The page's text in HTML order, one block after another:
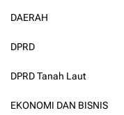
DAERAH
DPRD
DPRD Tanah Laut
EKONOMI DAN BISNIS